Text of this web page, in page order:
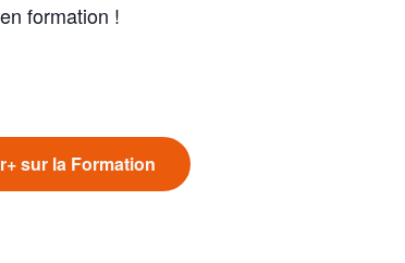
formation !
sur la Formation